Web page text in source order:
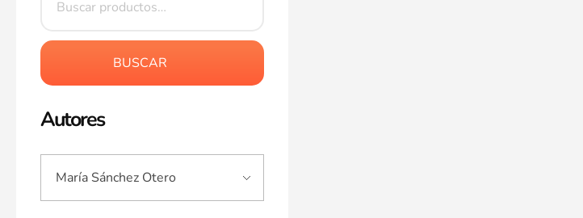
BUSCAR
Autores